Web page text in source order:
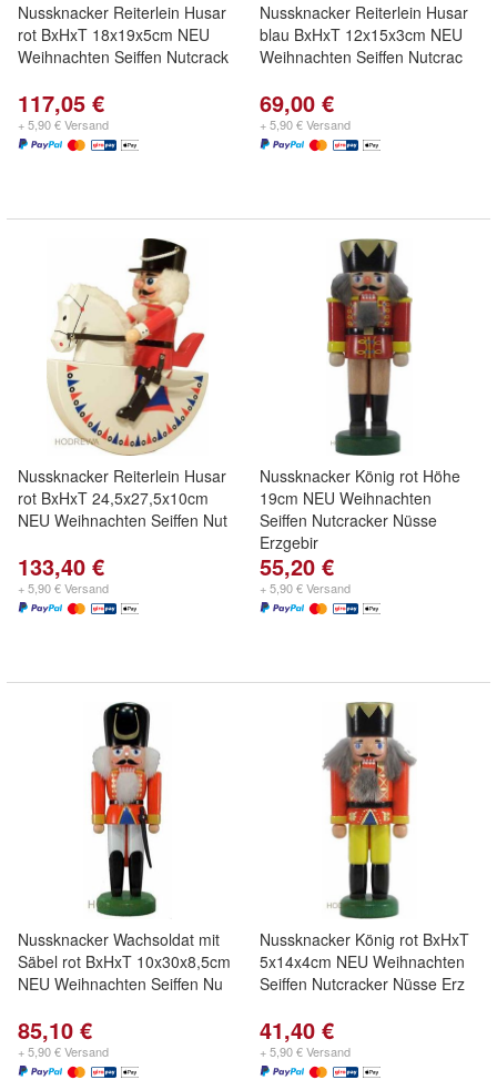
Nussknacker Reiterlein Husar
rot BxHxT 18x19x5cm NEU
Weihnachten Seiffen Nutcrack
117,05 €
+ 5,90 € Versand
Nussknacker Reiterlein Husar
blau BxHxT 12x15x3cm NEU
Weihnachten Seiffen Nutcrac
69,00 €
+ 5,90 € Versand
Nussknacker Reiterlein Husar
rot BxHxT 24,5x27,5x10cm
NEU Weihnachten Seiffen Nut
133,40 €
+ 5,90 € Versand
Nussknacker König rot Höhe
19cm NEU Weihnachten
Seiffen Nutcracker Nüsse
Erzgebir
55,20 €
+ 5,90 € Versand
Nussknacker Wachsoldat mit
Säbel rot BxHxT 10x30x8,5cm
NEU Weihnachten Seiffen Nu
85,10 €
+ 5,90 € Versand
Nussknacker König rot BxHxT
5x14x4cm NEU Weihnachten
Seiffen Nutcracker Nüsse Erz
41,40 €
+ 5,90 € Versand